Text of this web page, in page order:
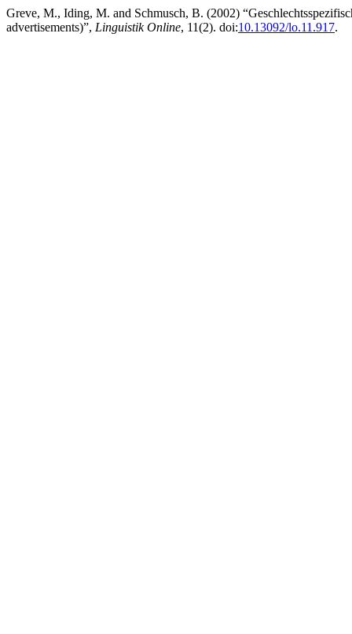
Greve, M., Iding, M. and Schmusch, B. (2002)
advertisements)”, Linguistik Online, 11(2). doi:10.13092/lo.11.917.